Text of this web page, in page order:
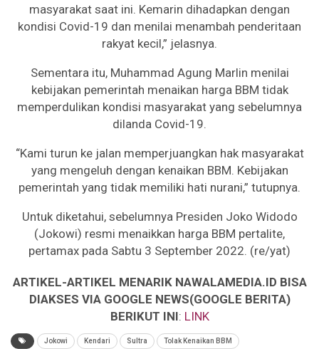
masyarakat saat ini. Kemarin dihadapkan dengan
kondisi Covid-19 dan menilai menambah penderitaan
rakyat kecil,” jelasnya.
Sementara itu, Muhammad Agung Marlin menilai
kebijakan pemerintah menaikan harga BBM tidak
memperdulikan kondisi masyarakat yang sebelumnya
dilanda Covid-19.
“Kami turun ke jalan memperjuangkan hak masyarakat
yang mengeluh dengan kenaikan BBM. Kebijakan
pemerintah yang tidak memiliki hati nurani,” tutupnya.
Untuk diketahui, sebelumnya Presiden Joko Widodo
(Jokowi) resmi menaikkan harga BBM pertalite,
pertamax pada Sabtu 3 September 2022. (re/yat)
ARTIKEL-ARTIKEL MENARIK NAWALAMEDIA.ID BISA
DIAKSES VIA GOOGLE NEWS(GOOGLE BERITA)
BERIKUT INI: LINK
Jokowi Kendari Sultra Tolak Kenaikan BBM